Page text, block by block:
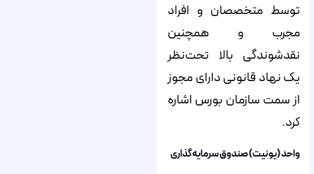
توسط متخصصان و افراد
مجرب و همچنین
نقدشوندگی بالا تحت‌نظر
یک نهاد قانونی دارای مجوز
از سمت سازمان بورس اشاره
کرد.
واحد (یونیت) صندوق سرمایه‌گذاری